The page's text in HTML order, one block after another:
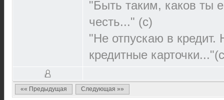
"Быть таким, каков ты
честь..." (c)
"Не отпускаю в
кредитные
«« Предыдущая Следующая »»